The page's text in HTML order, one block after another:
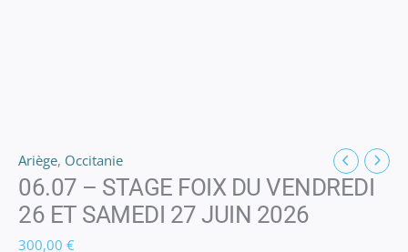
Ariège, Occitanie
06.07 – STAGE FOIX DU VENDREDI
26 ET SAMEDI 27 JUIN 2026
300,00 €